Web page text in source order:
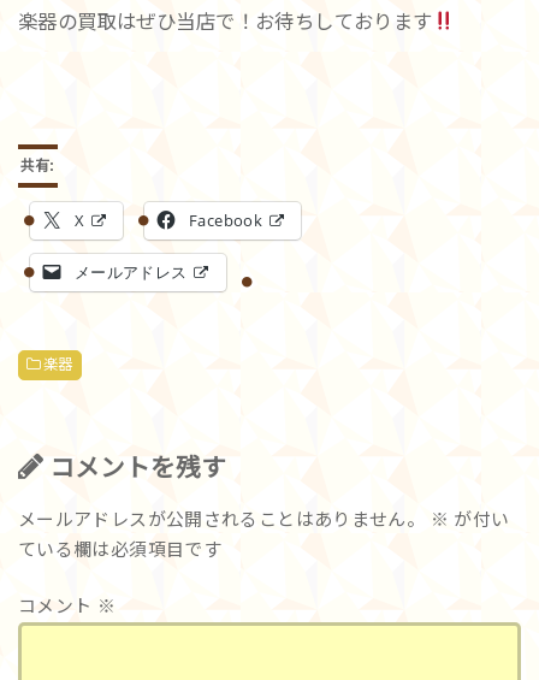
楽器の買取はぜひ当店で！お待ちしております
共有:
X Facebook
メールアドレス
楽器
コメントを残す
メールアドレスが公開されることはありません。 ※ が付い
ている欄は必須項目です
コメント ※